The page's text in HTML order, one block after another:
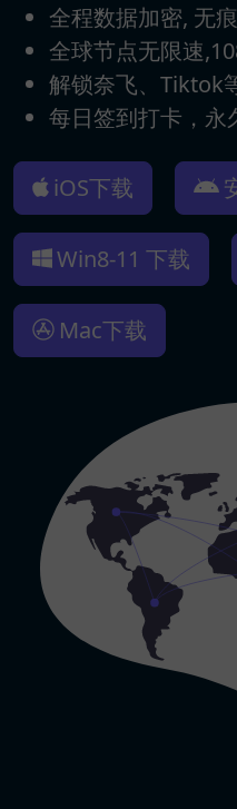
全程数据加密, 无
全球节点无限速
解锁奈飞、Tiktok
每日签到打卡，永
iOS下载
Win8-11 下载
Mac下载